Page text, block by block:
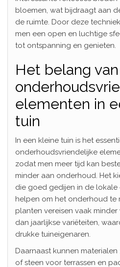
bloemen, wat bijdraagt aan
de ruimte. Door deze
men een open en luchtige
tot ontspanning en genieten.
Het belang van
elementen in
tuin
In een kleine tuin is het
onderhoudsvriendelijke
zodat men meer tijd kan
minder aan onderhoud. Het
die goed gedijen in de
helpen om het onderhoud te
planten vereisen vaak
dan jaarlijkse variëteiten,
drukke tuineigenaren.
Daarnaast kunnen
of steen voor terrassen en